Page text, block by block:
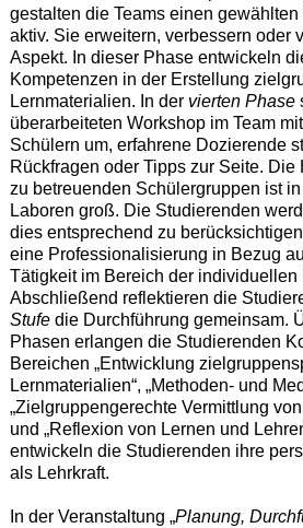
gestalten die Teams einen
aktiv. Sie erweitern, verbessern oder
Aspekt. In dieser Phase entwickeln
Kompetenzen in der Erstellung
Lernmaterialien. In der vierten Phase
überarbeiteten Workshop im Team
Schülern um, erfahrene Dozierende
Rückfragen oder Tipps zur Seite. Die
zu betreuenden Schülergruppen ist
Laboren groß. Die Studierenden
dies entsprechend zu
eine Professionalisierung in Bezug
Tätigkeit im Bereich der individuellen
Abschließend reflektieren die
Stufe die Durchführung gemeinsam.
Phasen erlangen die Studierenden
Bereichen „Entwicklung
Lernmaterialien“, „Methoden- und
„Zielgruppengerechte Vermittlung
und „Reflexion von Lernen und
entwickeln die Studierenden ihre
als Lehrkraft.
In der Veranstaltung „Planung,